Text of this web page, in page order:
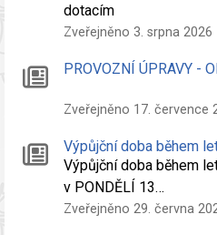
dotacím
Zveřejněno 3. srpna 2026
PROVOZNÍ ÚPRAVY -
Zveřejněno 17. července
Výpůjční doba během
Výpůjční doba během
v PONDĚLÍ 13…
Zveřejněno 29. června